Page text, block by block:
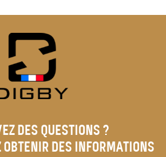
DES QUESTIONS ?
DES INFORMATIONS